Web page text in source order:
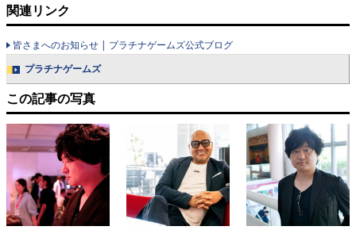
関連リンク
皆さまへのお知らせ | プラチナゲームズ公式ブログ
プラチナゲームズ
この記事の写真